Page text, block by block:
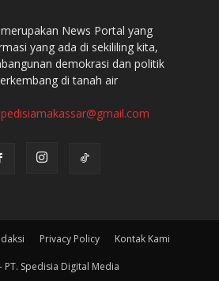
News Portal yang
yang ada di sekililing kita,
demokrasi dan politik
di tanah air
Privacy Policy Kontak Kami
PT. Spedisia Digital Media